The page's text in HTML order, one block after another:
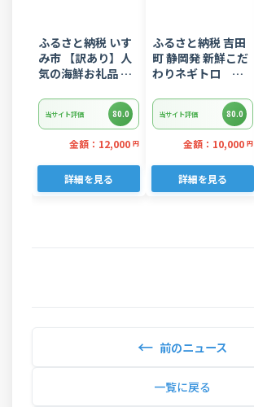
ふるさと納税 いす
み市 【訳あり】人
気の海鮮お礼品 チ
り落とし(端材)約
3kg
当サイト評価 80.0
金額：12,000 円
詳細を見る
ふるさと納税 吉田
町 静岡発 新鮮こだ
わりネギトロ
り)のセット
当サイト評価 80.0
金額：10,000 円
詳細を見る
← 前のニュース
一覧に戻る